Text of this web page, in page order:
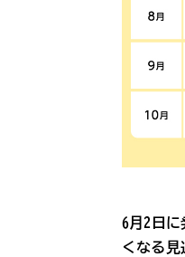
6月2日
くなる見